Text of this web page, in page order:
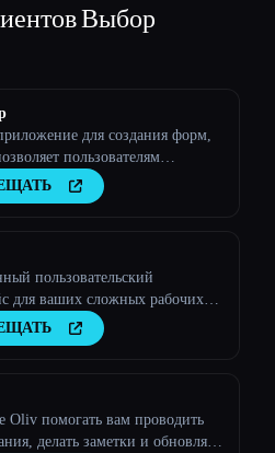
Выбор
для создания форм,
пользователям
любые типы форм, опросов и
пользовательский
для ваших сложных рабочих
CRM
Oliv помогать вам проводить
делать заметки и обновлять